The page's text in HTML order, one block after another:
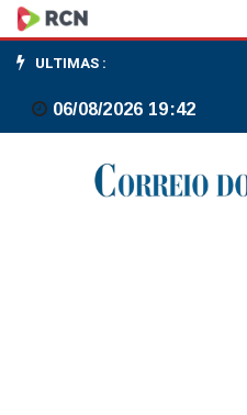
Saiba
como
emitir
alerta
ULTIMAS :
06/08/2026 19:42